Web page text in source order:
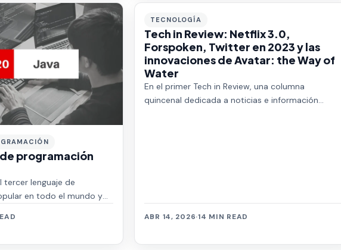
programación
tercer lenguaje de
en todo el mundo y
TECNOLOGÍA
Tech in Review: Netflix 3.0,
Forspoken, Twitter en 2023 y las
innovaciones de Avatar: the Way of
Water
En el primer Tech in Review, una columna
quincenal dedicada a noticias e información
ABR 14, 2026·14 MIN READ